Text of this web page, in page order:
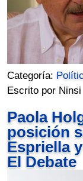
Categoría:
Escrito por Ninsi
Paola
posición
Espriella
El Debate